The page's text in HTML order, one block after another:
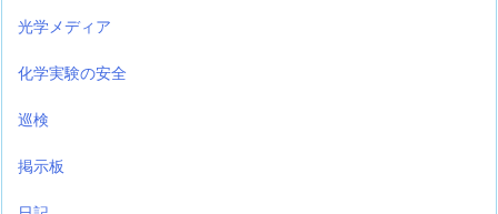
光学メディア
化学実験の安全
巡検
掲示板